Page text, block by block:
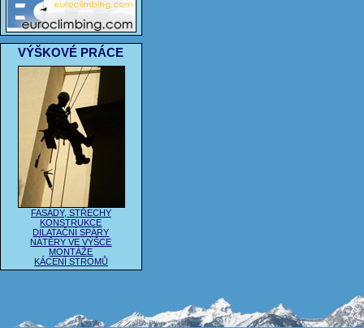
VÝŠKOVÉ PRÁCE
FASÁDY, STŘECHY
KONSTRUKCE
DILATAČNÍ SPÁRY
NÁTĚRY VE VÝŠCE
MONTÁŽE
KÁCENÍ STROMŮ